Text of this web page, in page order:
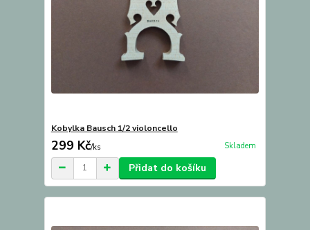
Kobylka Bausch 1/2 violoncello
299 Kč/ks Skladem
Přidat do košíku